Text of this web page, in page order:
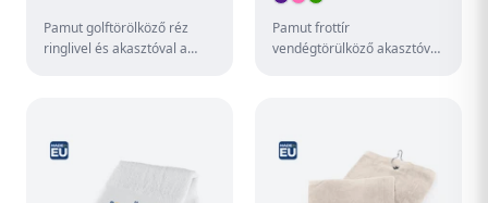
Pamut golftörölköző réz
ringlivel és akasztóval a
Pamut frottír
vendégtörülköző akasztóval